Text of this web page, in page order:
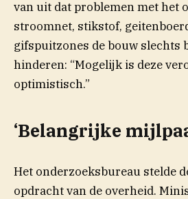
van uit dat problemen met het
stroomnet, stikstof,
gifspuitzones de bouw slechts
hinderen: “Mogelijk is deze
optimistisch.”
‘Belangrijke
Het onderzoeksbureau stelde
opdracht van de overheid.